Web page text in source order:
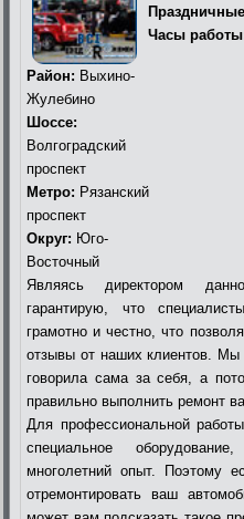
Часы
Район: Выхино-
Жулебино
Шоссе:
Волгоградский
проспект
Метро: Рязанский
проспект
Округ: Юго-
Восточный
Являясь директором
гарантирую, что
грамотно и честно, что
отзывы от наших клиентов.
говорила сама за себя, а
правильно выполнить ремонт
Для профессиональной
специальное
многолетний опыт. Поэтому
отремонтировать ваш